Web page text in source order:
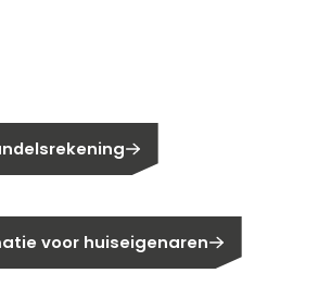
voor huiseigenaren